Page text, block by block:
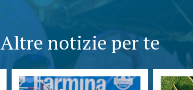
Altre notizie per te